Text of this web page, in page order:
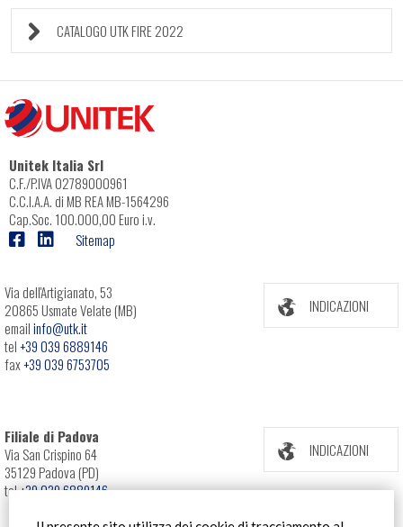
CATALOGO UTK FIRE 2022
Unitek Italia Srl
C.F./P.IVA 02789000961
C.C.I.A.A. di MB REA MB-1564296
Cap.Soc. 100.000,00 Euro i.v.
Sitemap
Via dell'Artigianato, 53
20865 Usmate Velate (MB)
emailinfo@utk.it
tel+39 039 6889146
fax+39 039 6753705
INDICAZIONI
Filiale di Padova
Via San Crispino 64
35129 Padova (PD)
tel+39 039 6889146
INDICAZIONI